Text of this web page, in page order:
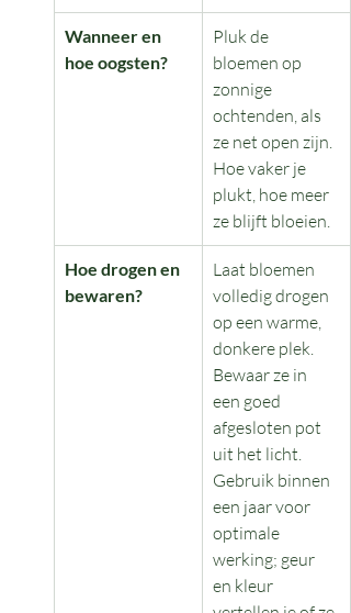
Wanneer en
hoe oogsten?
Pluk de
bloemen op
zonnige
ochtenden, als
ze net open zijn.
Hoe vaker je
plukt, hoe meer
ze blijft bloeien.
Hoe drogen en
bewaren?
Laat bloemen
volledig drogen
op een warme,
donkere plek.
Bewaar ze in
een goed
afgesloten pot
uit het licht.
Gebruik binnen
een jaar voor
optimale
werking; geur
en kleur